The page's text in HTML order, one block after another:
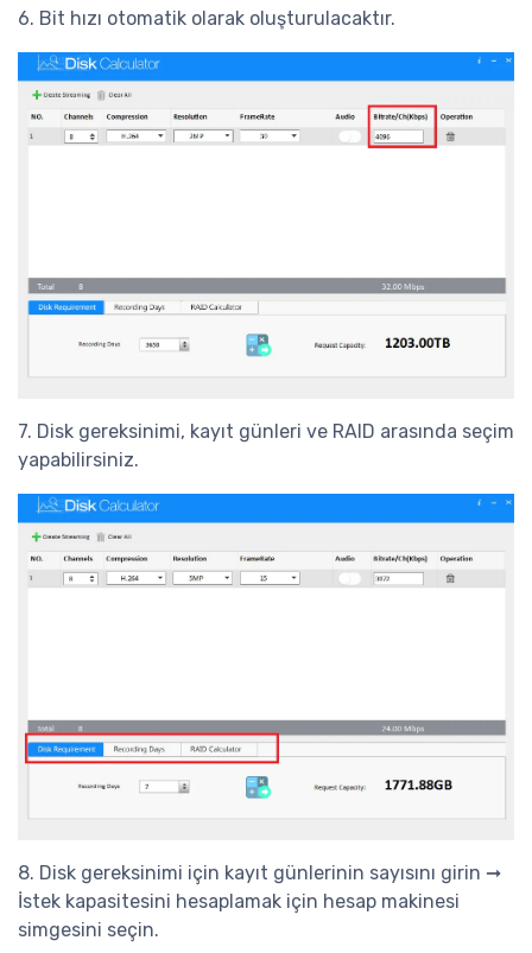
6. Bit hızı otomatik olarak oluşturulacaktır.
7. Disk gereksinimi, kayıt günleri ve RAID arasında seçim
yapabilirsiniz.
8. Disk gereksinimi için kayıt günlerinin sayısını girin ➞
İstek kapasitesini hesaplamak için hesap makinesi
simgesini seçin.